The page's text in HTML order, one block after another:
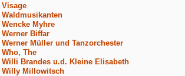
Visage
Waldmusikanten
Wencke Myhre
Werner Biffar
Werner Müller und Tanzorchester
Who, The
Willi Brandes u.d. Kleine Elisabeth
Willy Millowitsch